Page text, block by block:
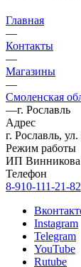
Главная
—
Контакты
—
Магазины
—
Смоленская
—г. Рославль
Адрес
г. Рославль,
Режим работы
ИП Винникова
Телефон
8-910-111-21-82
Instagram
Telegram
YouTube
Rutube